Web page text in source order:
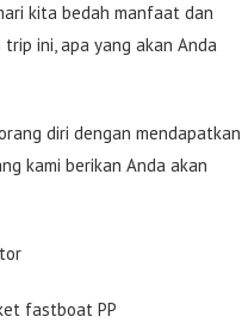
kita bedah manfaat dan
ini, apa yang akan Anda
diri dengan mendapatkan
kami berikan Anda akan
fastboat PP